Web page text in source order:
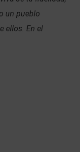
un pueblo
ellos. En el